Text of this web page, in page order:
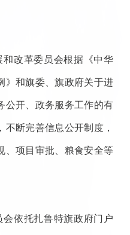
改革委员会根据《中华
》和旗委、旗政府关于进
公开、政务服务工作的有
断完善信息公开制度，
、项目审批、粮食安全等
依托扎鲁特旗政府门户